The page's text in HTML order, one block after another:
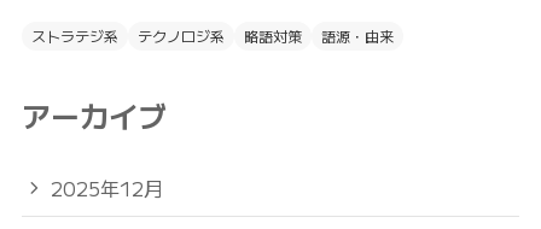
ストラテジ系 テクノロジ系 略語対策 語源・由来
アーカイブ
2025年12月